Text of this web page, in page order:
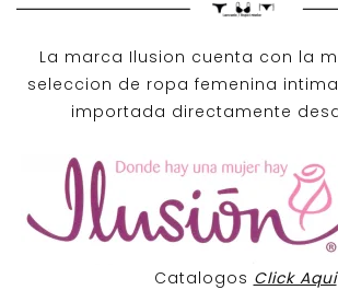
La marca Ilusion cuenta con la
seleccion de ropa femenina
importada directamente
Catalogos Click Aqui